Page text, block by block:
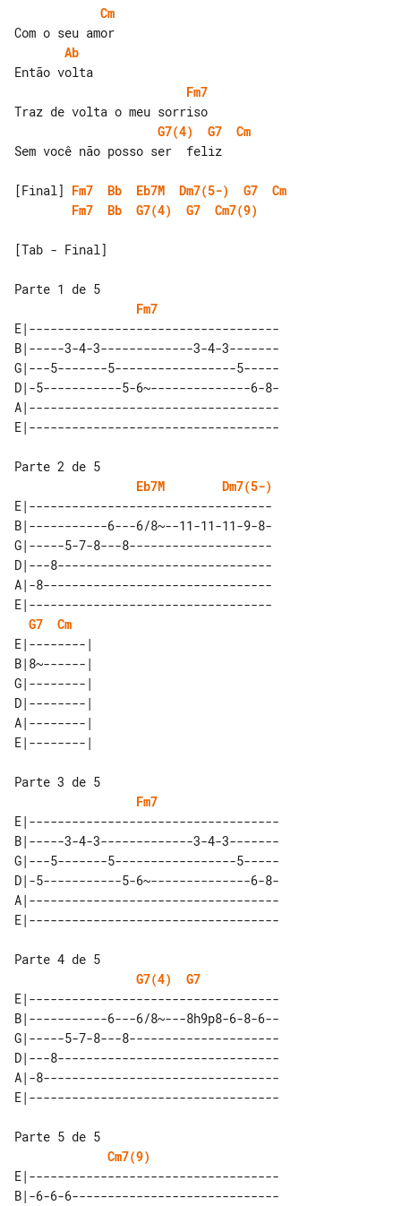
Cm
Ab
Fm7
G7(4)
G7
Cm
Sem você não posso ser  feliz
[Final] Fm7 Bb Eb7M Dm7(5-) G7
Cm
Fm7
Bb G7(4) G7 Cm7(9)
[Tab - Final]
Parte 1 de 5
Fm7
E|-----------------------------------
B|-----3-4-3-------------3-4-3-------
G|---5-------5-----------------5-----
D|-5-----------5-6~--------------6-8-
A|-----------------------------------
Parte 2 de 5
Eb7M
Dm7(5-)
E|----------------------------------
B|-----------6---6/8~--11-11-11-9-8-
G|-----5-7-8---8--------------------
D|---8------------------------------
A|-8--------------------------------
E|----------------------------------
G7
Cm
E|--------|
B|8~------|
G|--------|
D|--------|
A|--------|
Parte 3 de 5
Fm7
E|-----------------------------------
B|-----3-4-3-------------3-4-3-------
G|---5-------5-----------------5-----
D|-5-----------5-6~--------------6-8-
A|-----------------------------------
Parte 4 de 5
G7(4)
G7
E|-----------------------------------
B|-----------6---6/8~---8h9p8-6-8-6--
G|-----5-7-8---8---------------------
D|---8-------------------------------
A|-8---------------------------------
Parte 5 de 5
Cm7(9)
E|-----------------------------------
B|-6-6-6-----------------------------